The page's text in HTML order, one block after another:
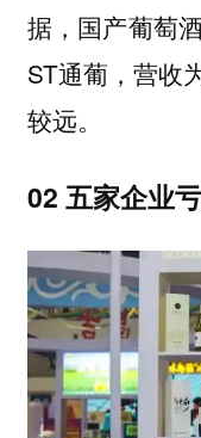
据，国产葡萄
ST通葡，营收
较远。
02 五家企业